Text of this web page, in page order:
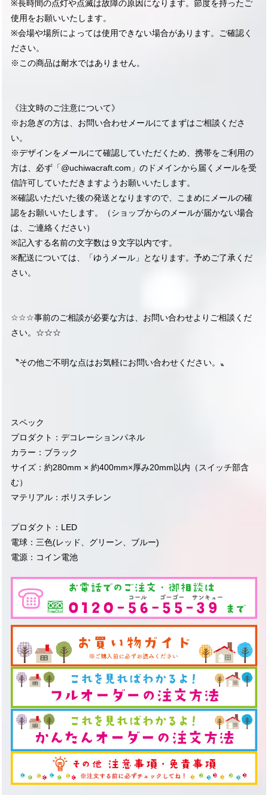
※長時間の点灯や点滅は故障の原因になります。節度を持ったご
使用をお願いいたします。
※会場や場所によっては使用できない場合があります。ご確認く
ださい。
※この商品は耐水ではありません。
《注文時のご注意について》
※お急ぎの方は、お問い合わせメールにてまずはご相談くださ
い。
※デザインをメールにて確認していただくため、携帯をご利用の
方は、必ず「@uchiwacraft.com」のドメインから届くメールを受
信許可していただきますようお願いいたします。
※確認いただいた後の発送となりますので、こまめにメールの確
認をお願いいたします。（ショップからのメールが届かない場合
は、ご連絡ください）
※記入する名前の文字数は９文字以内です。
※配送については、「ゆうメール」となります。予めご了承くだ
さい。
☆☆☆事前のご相談が必要な方は、お問い合わせよりご相談くだ
さい。☆☆☆
〝その他ご不明な点はお気軽にお問い合わせください。〟
スペック
プロダクト：デコレーションパネル
カラー：ブラック
サイズ：約280mm × 約400mm×厚み20mm以内（スイッチ部含
む）
マテリアル：ポリスチレン
プロダクト：LED
電球：三色(レッド、グリーン、ブルー)
電源：コイン電池